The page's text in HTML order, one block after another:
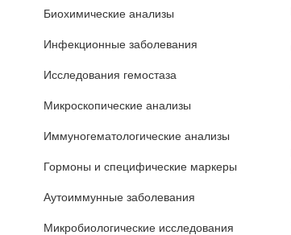
Биохимические анализы
Инфекционные заболевания
Исследования гемостаза
Микроскопические анализы
Иммуногематологические анализы
Гормоны и специфические маркеры
Аутоиммунные заболевания
Микробиологические исследования